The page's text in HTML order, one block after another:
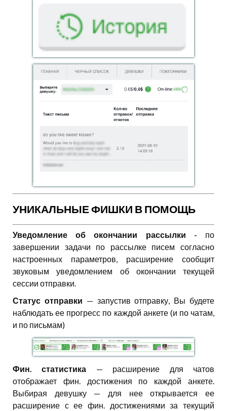
УНИКАЛЬНЫЕ ФИШКИ В ПОМОЩЬ
Уведомление об окончании рассылки - по
завершении задачи по рассылке писем согласно
настроенных параметров, расширение сообщит
звуковым уведомлением об окончании текущей
сессии отправки.
Статус отправки — запустив отправку, Вы будете
наблюдать ее прогресс по каждой анкете (и по чатам,
и по письмам)
Фин. статистика — расширение для чатов
отображает фин. достижения по каждой анкете.
Выбирая девушку — для нее открывается ее
расширение с ее фин. достижениями за текущий